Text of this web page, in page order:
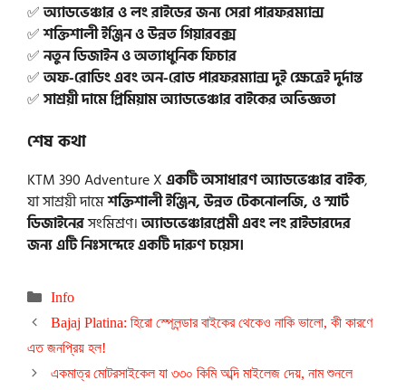
✅অ্যাডভেঞ্চার ও লং রাইডের জন্য সেরা পারফরম্যান্স
✅শক্তিশালী ইঞ্জিন ও উন্নত গিয়ারবক্স
✅নতুন ডিজাইন ও অত্যাধুনিক ফিচার
✅অফ-রোডিং এবং অন-রোড পারফরম্যান্স দুই ক্ষেত্রেই দুর্দান্ত
✅সাশ্রয়ী দামে প্রিমিয়াম অ্যাডভেঞ্চার বাইকের অভিজ্ঞতা
শেষ কথা
KTM 390 Adventure Xএকটি অসাধারণ অ্যাডভেঞ্চার বাইক,
যা সাশ্রয়ী দামেশক্তিশালী ইঞ্জিন, উন্নত টেকনোলজি, ও স্মার্ট
ডিজাইনেরসংমিশ্রণ।অ্যাডভেঞ্চারপ্রেমী এবং লং রাইডারদের
জন্য এটি নিঃসন্দেহে একটি দারুণ চয়েস।
Categories
Info
Bajaj Platina: হিরো স্প্লেন্ডার বাইকের থেকেও নাকি ভালো, কী কারণে
এত জনপ্রিয় হল!
একমাত্র মোটরসাইকেল যা ৩৩০ কিমি অব্দি মাইলেজ দেয়, নাম শুনলে